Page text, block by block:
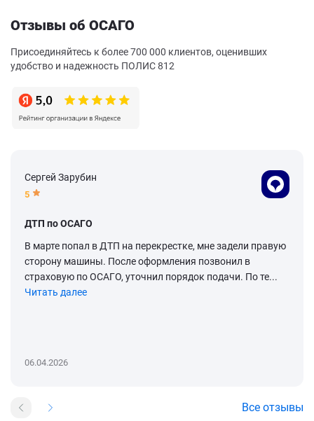
Отзывы об ОСАГО
Присоединяйтесь к более 700 000 клиентов, оценивших
удобство и надежность ПОЛИС 812
Сергей Зарубин
5
ДТП по ОСАГО
В марте попал в ДТП на перекрестке, мне задели правую
сторону машины. После оформления позвонил в
страховую по ОСАГО, уточнил порядок подачи. По те...
Читать далее
06.04.2026
Все отзывы